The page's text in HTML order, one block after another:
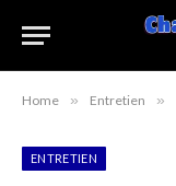
Home » Entretien »
ENTRETIEN